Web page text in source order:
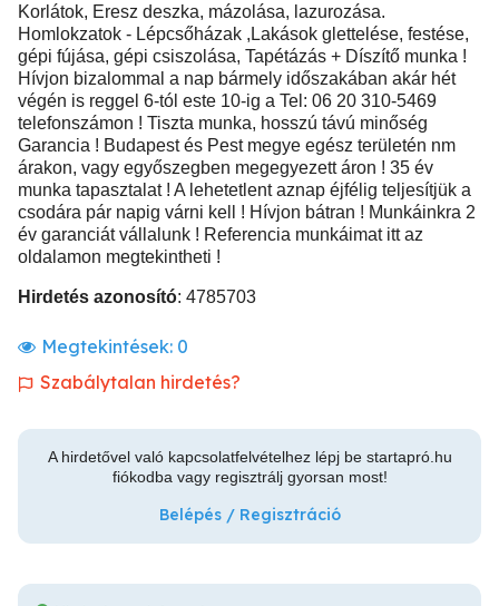
Korlátok, Eresz deszka, mázolása, lazurozása.
Homlokzatok - Lépcsőházak ,Lakások glettelése, festése,
gépi fújása, gépi csiszolása, Tapétázás + Díszítő munka !
Hívjon bizalommal a nap bármely időszakában akár hét
végén is reggel 6-tól este 10-ig a Tel: 06 20 310-5469
telefonszámon ! Tiszta munka, hosszú távú minőség
Garancia ! Budapest és Pest megye egész területén nm
árakon, vagy egyőszegben megegyezett áron ! 35 év
munka tapasztalat ! A lehetetlent aznap éjfélig teljesítjük a
csodára pár napig várni kell ! Hívjon bátran ! Munkáinkra 2
év garanciát vállalunk ! Referencia munkáimat itt az
oldalamon megtekintheti !
Hirdetés azonosító: 4785703
Megtekintések: 0
Szabálytalan hirdetés?
A hirdetővel való kapcsolatfelvételhez lépj be startapró.hu
fiókodba vagy regisztrálj gyorsan most!
Belépés / Regisztráció